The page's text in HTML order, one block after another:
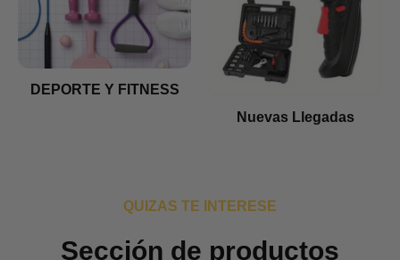
DEPORTE Y FITNESS
Nuevas Llegadas
QUIZAS TE INTERESE
Sección de productos